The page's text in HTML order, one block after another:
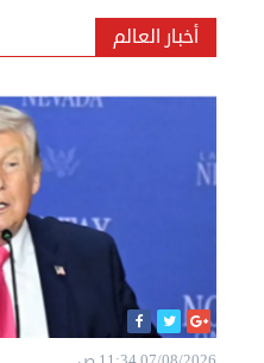
أخبار العالم